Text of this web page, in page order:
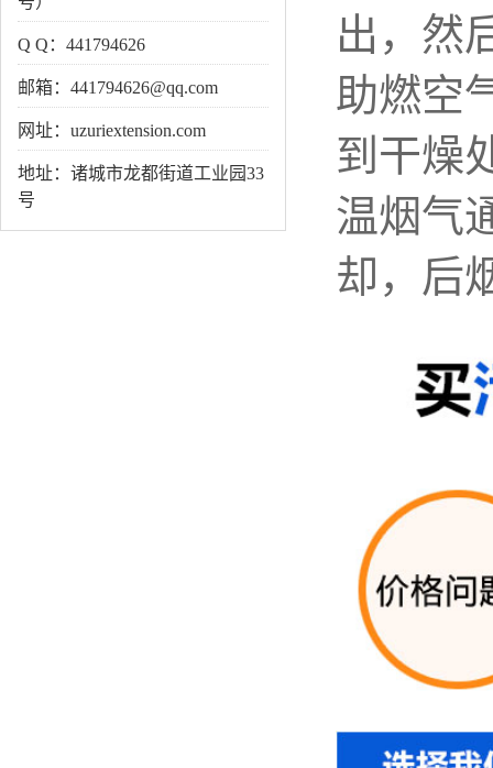
Q Q：441794626
邮箱：441794626@qq.com
网址：uzuriextension.com
地址：诸城市龙都街道工业园33
号
出，然
助燃空
到干燥
温烟气
却，后